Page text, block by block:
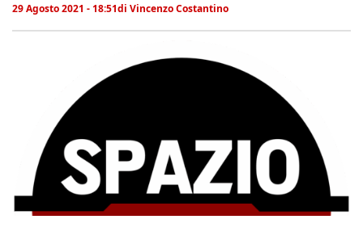
29 Agosto 2021 - 18:51di Vincenzo Costantino